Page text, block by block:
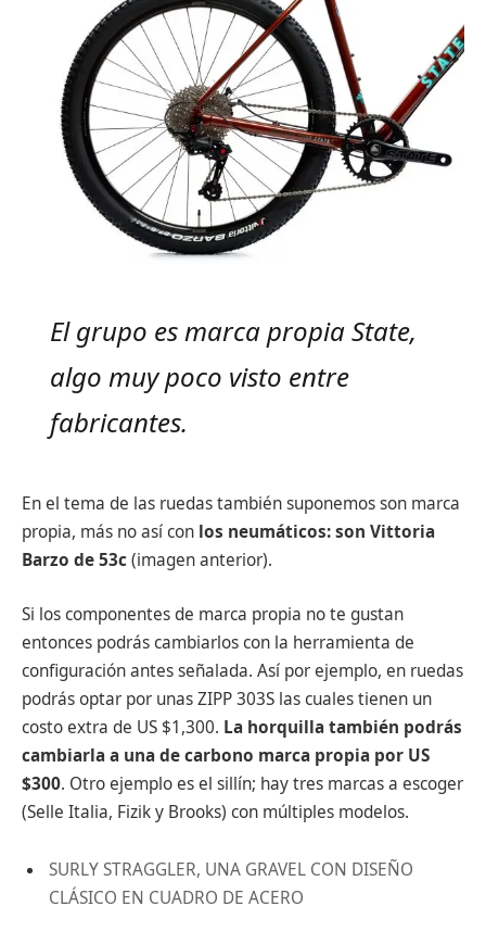
El grupo es marca propia State,
algo muy poco visto entre
fabricantes.
En el tema de las ruedas también suponemos son marca
propia, más no así con los neumáticos: son Vittoria
Barzo de 53c(imagen anterior).
Si los componentes de marca propia no te gustan
entonces podrás cambiarlos con la herramienta de
configuración antes señalada. Así por ejemplo, en ruedas
podrás optar por unas ZIPP 303S las cuales tienen un
costo extra de US $1,300. La horquilla también podrás
cambiarla a una de carbono marca propia por US
$300. Otro ejemplo es el sillín; hay tres marcas a escoger
(Selle Italia, Fizik y Brooks) con múltiples modelos.
SURLY STRAGGLER, UNA GRAVEL CON DISEÑO
CLÁSICO EN CUADRO DE ACERO